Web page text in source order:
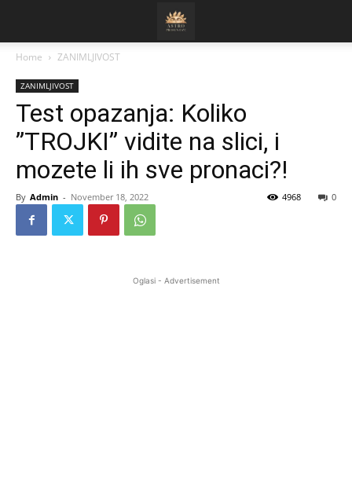
Home ZANIMLJIVOST
ZANIMLJIVOST
Test opazanja: Koliko
”TROJKI” vidite na slici, i
mozete li ih sve pronaci?!
By Admin - November 18, 2022 0
4968
Oglasi - Advertisement